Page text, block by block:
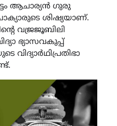
ആചാര്യൻ ഗുരു
ശിഷ്യയാണ്.
വജ്രജൂബിലി
ഭ്യാസവകുപ്പ്
വിദ്യാർഥിപ്രതിഭാ